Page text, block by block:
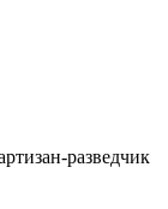
разведчик